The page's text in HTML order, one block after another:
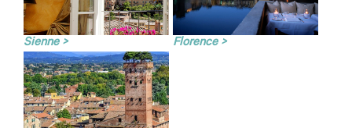
Sienne > Florence >